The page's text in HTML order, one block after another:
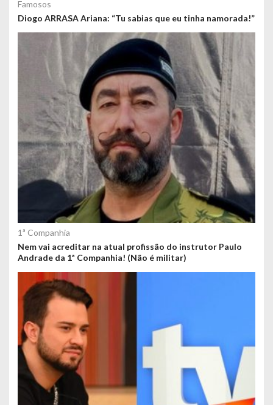
Famosos
Diogo ARRASA Ariana: “Tu sabias que eu tinha namorada!”
1ª Companhia
Nem vai acreditar na atual profissão do instrutor Paulo
Andrade da 1ª Companhia! (Não é militar)